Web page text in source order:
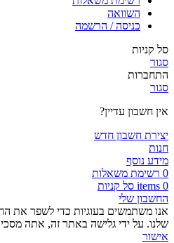
השוואה
כניסה / הרשמה
סל קניות
סגור
התחברות
סגור
אין חשבון עדיין?
יצירת חשבון חדש
חנות
מידע נוסף
0 רשימת משאלות
0
items סל קניות
החשבון שלי
אנו משתמשים בעוגיות כדי לשפר את
שלנו. על ידי גלישה באתר זה, אתה
אישור